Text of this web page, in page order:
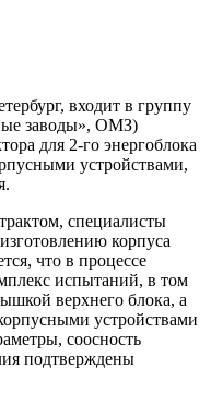
входит в группу
заводы», ОМЗ)
для 2-го энергоблока
устройствами,
специалисты
корпуса
что в процессе
испытаний, в том
верхнего блока, а
устройствами
соосность
подтверждены